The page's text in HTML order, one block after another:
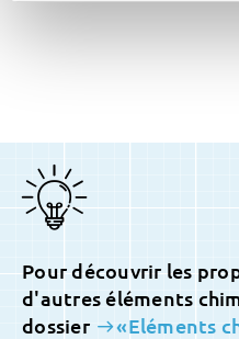
Pour découvrir les
d'autres éléments
dossier
«Eléments